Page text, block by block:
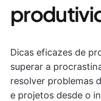
Dicas eficazes de
superar a
resolver problemas
e projetos desde o